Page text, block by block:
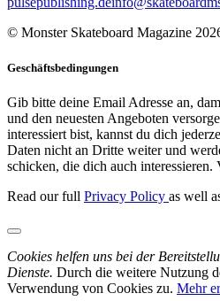
© Monster Skateboard Magazine
Geschäftsbedingungen
Gib bitte deine Email Adresse an,
und den neuesten Angeboten
interessiert bist, kannst du dich
Daten nicht an Dritte weiter und
schicken, die dich auch interessieren.
Read our full Privacy Policy as well
Cookies helfen uns bei der
Dienste. Durch die weitere Nutzung
Verwendung von Cookies zu. Mehr